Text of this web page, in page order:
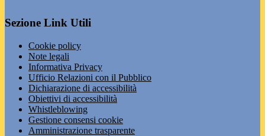
Sezione Link Utili
Cookie policy
Note legali
Informativa Privacy
Ufficio Relazioni con il Pubblico
Dichiarazione di accessibilità
Obiettivi di accessibilità
Whistleblowing
Gestione consensi cookie
Amministrazione trasparente